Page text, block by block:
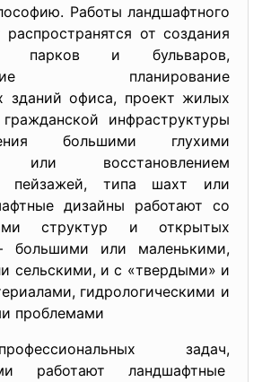
Работы ландшафтного
от создания
парков и бульваров,
планирование
зданий офиса, проект жилых
инфраструктуры
большими глухими
или восстановлением
пейзажей, типа шахт или
дизайны работают со
структур и открытых
большими или маленькими,
сельскими, и с «твердыми» и
гидрологическими и
проблемами
задач,
работают ландшафтные